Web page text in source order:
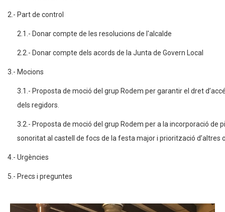
2.- Part de control
2.1.- Donar compte de les resolucions de l'alcalde
2.2.- Donar compte dels acords de la Junta de Govern Local
3.- Mocions
3.1.- Proposta de moció del grup Rodem per garantir el dret
dels regidors.
3.2.- Proposta de moció del grup Rodem per a la incorporació de
sonoritat al castell de focs de la festa major i priorització d’altres
4.- Urgències
5.- Precs i preguntes